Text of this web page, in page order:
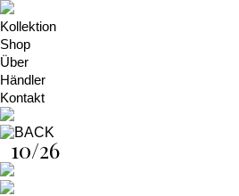
Kollektion
Shop
Über
Händler
Kontakt
10/26